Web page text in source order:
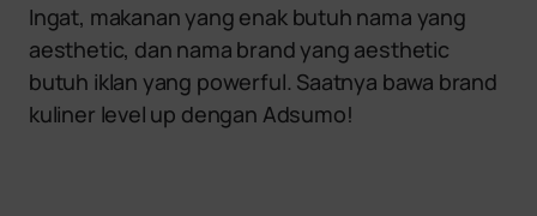
Ingat, makanan yang enak butuh nama yang
aesthetic, dan nama brand yang aesthetic
butuh iklan yang powerful. Saatnya bawa brand
kuliner level up dengan Adsumo!